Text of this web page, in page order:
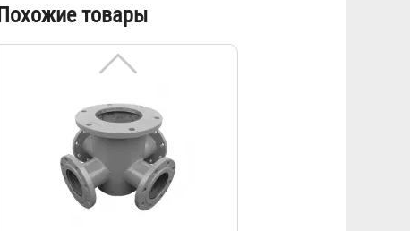
Похожие товары
300мм, отросток 100мм